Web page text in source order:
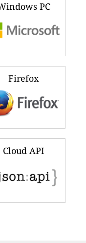
PC
Firefox
Cloud API